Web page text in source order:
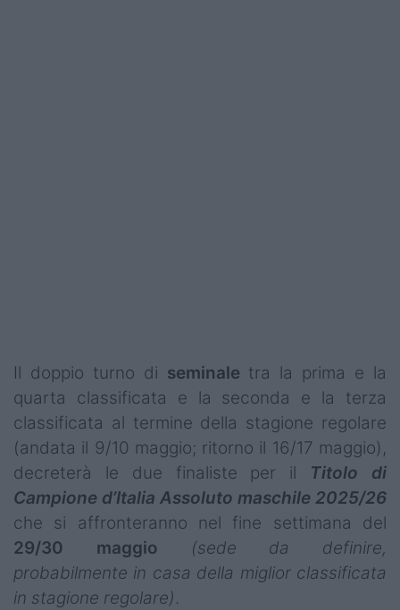
Il doppio turno di seminale tra la prima e la
quarta classificata e la seconda e la terza
classificata al termine della stagione regolare
(andata il 9/10 maggio; ritorno il 16/17 maggio),
decreterà le due finaliste per il Titolo di
Campione d’Italia Assoluto maschile 2025/26
che si affronteranno nel fine settimana del
29/30 maggio (sede da definire,
probabilmente in casa della miglior classificata
in stagione regolare).